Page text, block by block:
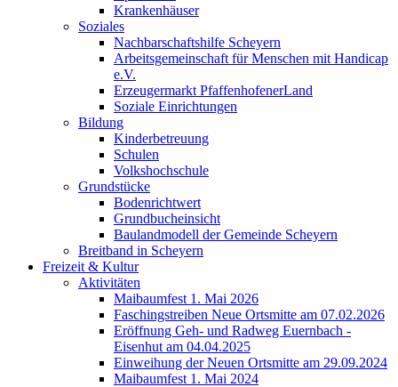
Krankenhäuser
Soziales
Nachbarschaftshilfe Scheyern
Arbeitsgemeinschaft für Menschen mit Handicap
e.V.
Erzeugermarkt PfaffenhofenerLand
Soziale Einrichtungen
Bildung
Kinderbetreuung
Schulen
Volkshochschule
Grundstücke
Bodenrichtwert
Grundbucheinsicht
Baulandmodell der Gemeinde Scheyern
Breitband in Scheyern
Freizeit & Kultur
Aktivitäten
Maibaumfest 1. Mai 2026
Faschingstreiben Neue Ortsmitte am 07.02.2026
Eröffnung Geh- und Radweg Euernbach -
Eisenhut am 04.04.2025
Einweihung der Neuen Ortsmitte am 29.09.2024
Maibaumfest 1. Mai 2024